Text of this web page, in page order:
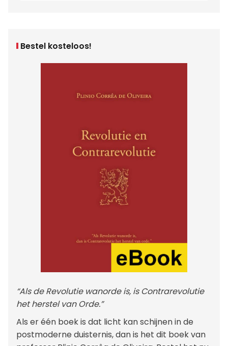
Bestel kosteloos!
“Als de Revolutie wanorde is, is Contrarevolutie
het herstel van Orde.”
Als er één boek is dat licht kan schijnen in de
postmoderne duisternis, dan is het dit boek van